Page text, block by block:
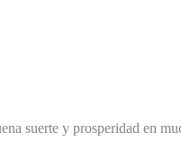
suerte y prosperidad en